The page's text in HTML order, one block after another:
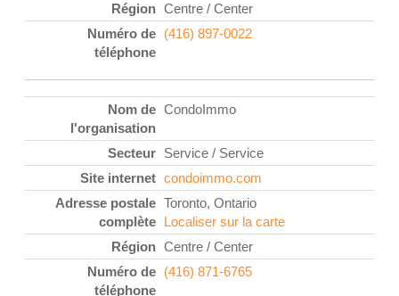
Centre / Center
(416) 897-0022
CondoImmo
Service / Service
condoimmo.com
Toronto, Ontario
Localiser sur la carte
Centre / Center
(416) 871-6765